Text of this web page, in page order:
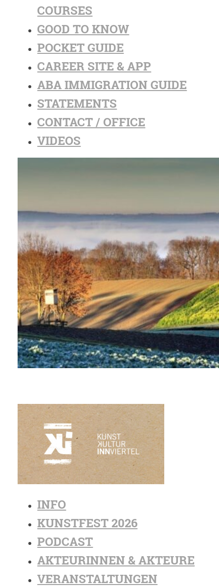
COURSES
GOOD TO KNOW
POCKET GUIDE
CAREER SITE & APP
ABA IMMIGRATION GUIDE
STATEMENTS
CONTACT / OFFICE
VIDEOS
INFO
KUNSTFEST 2026
PODCAST
AKTEURINNEN & AKTEURE
VERANSTALTUNGEN